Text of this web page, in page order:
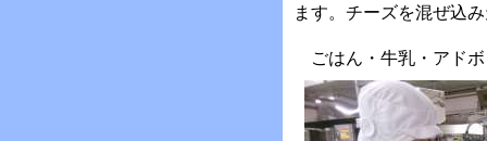
ます。チーズを混ぜ込
ごはん・牛乳・アド